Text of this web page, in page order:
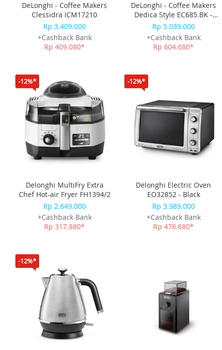
DeLonghi - Coffee Makers
Clessidra ICM17210
Rp 3.409.000
+Cashback Bank
Rp 409.080*
DeLonghi - Coffee Makers
Dedica Style EC685.BK -
Black
Rp 5.039.000
+Cashback Bank
Rp 604.680*
-12%*
Delonghi MultiFry Extra
Chef Hot-air Fryer FH1394/2
Rp 2.649.000
+Cashback Bank
Rp 317.880*
-12%*
Delonghi Electric Oven
EO32852 - Black
Rp 3.989.000
+Cashback Bank
Rp 478.680*
-12%*